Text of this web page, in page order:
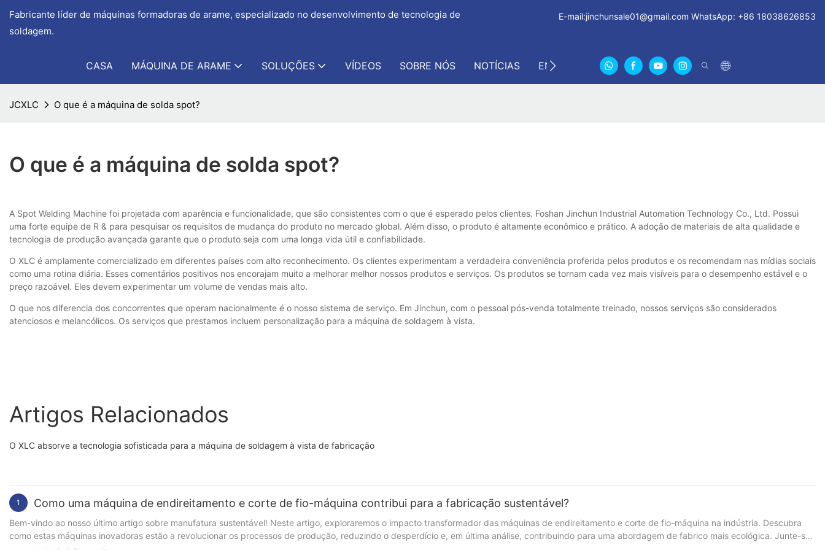
Fabricante líder de máquinas formadoras de arame, especializado no desenvolvimento de tecnologia de
soldagem.
E-mail:jinchunsale01@gmail.com WhatsApp: +86 18038626853
CASA MÁQUINA DE ARAME SOLUÇÕES VÍDEOS SOBRE NÓS NOTÍCIAS ENTRE EM CONTATO CONOSCO SOBRE NÓS
JCXLC O que é a máquina de solda spot?
O que é a máquina de solda spot?
A Spot Welding Machine foi projetada com aparência e funcionalidade, que são consistentes com o que é esperado pelos clientes. Foshan Jinchun Industrial Automation Technology Co., Ltd. Possui
uma forte equipe de R & para pesquisar os requisitos de mudança do produto no mercado global. Além disso, o produto é altamente econômico e prático. A adoção de materiais de alta qualidade e
tecnologia de produção avançada garante que o produto seja com uma longa vida útil e confiabilidade.
O XLC é amplamente comercializado em diferentes países com alto reconhecimento. Os clientes experimentam a verdadeira conveniência proferida pelos produtos e os recomendam nas mídias sociais
como uma rotina diária. Esses comentários positivos nos encorajam muito a melhorar melhor nossos produtos e serviços. Os produtos se tornam cada vez mais visíveis para o desempenho estável e o
preço razoável. Eles devem experimentar um volume de vendas mais alto.
O que nos diferencia dos concorrentes que operam nacionalmente é o nosso sistema de serviço. Em Jinchun, com o pessoal pós-venda totalmente treinado, nossos serviços são considerados
atenciosos e melancólicos. Os serviços que prestamos incluem personalização para a máquina de soldagem à vista.
Artigos Relacionados
O XLC absorve a tecnologia sofisticada para a máquina de soldagem à vista de fabricação
1 Como uma máquina de endireitamento e corte de fio-máquina contribui para a fabricação sustentável?
Bem-vindo ao nosso último artigo sobre manufatura sustentável! Neste artigo, exploraremos o impacto transformador das máquinas de endireitamento e corte de fio-máquina na indústria. Descubra
como estas máquinas inovadoras estão a revolucionar os processos de produção, reduzindo o desperdício e, em última análise, contribuindo para uma abordagem de fabrico mais ecológica. Junte-se